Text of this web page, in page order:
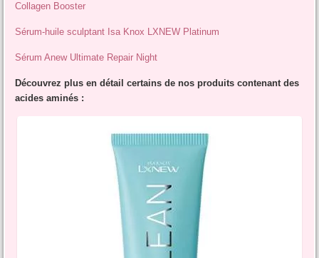
Collagen Booster
Sérum-huile sculptant Isa Knox LXNEW Platinum
Sérum Anew Ultimate Repair Night
Découvrez plus en détail certains de nos produits contenant des
acides aminés :